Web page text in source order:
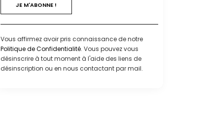
Vous affirmez avoir pris connaissance de notre
Politique de Confidentialité. Vous pouvez vous
désinscrire à tout moment à l'aide des liens de
désinscription ou en nous contactant par mail.